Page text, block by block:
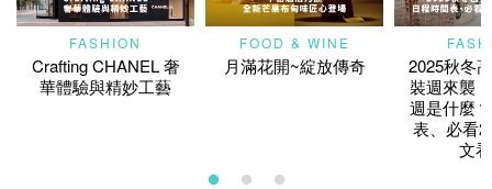
FASHION
Crafting CHANEL 奢
華體驗與精妙工藝
FOOD & WINE
月滿花開~綻放傳奇
2025秋冬
裝週來襲
週是什麼
表、必看
文